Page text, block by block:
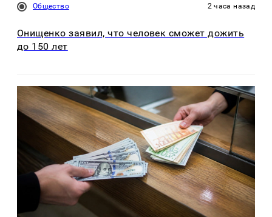
Общество 2 часа назад
Онищенко заявил, что человек сможет дожить
до 150 лет